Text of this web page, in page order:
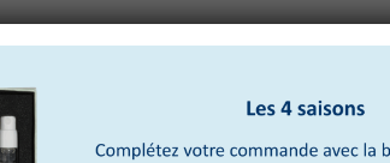
Previous
Un réseau qui